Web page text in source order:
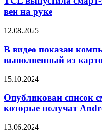
7
в
D2
со
вен
на
вен на руке
В
показан
компьютер,
полностью
из
12.08.2025
В видео показан
выполненный из
Опубликован
смартфонов
Motorola,
которые
Android
15.10.2024
Опубликован список
которые получат
К
13.06.2024